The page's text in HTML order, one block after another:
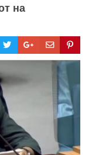
на